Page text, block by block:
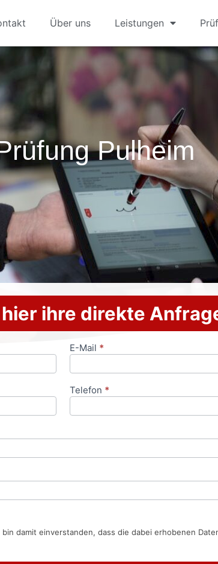
Über uns Leistungen
Pulheim
ihre direkte
E-Mail *
Telefon *
damit einverstanden, dass die dabei erhobenen